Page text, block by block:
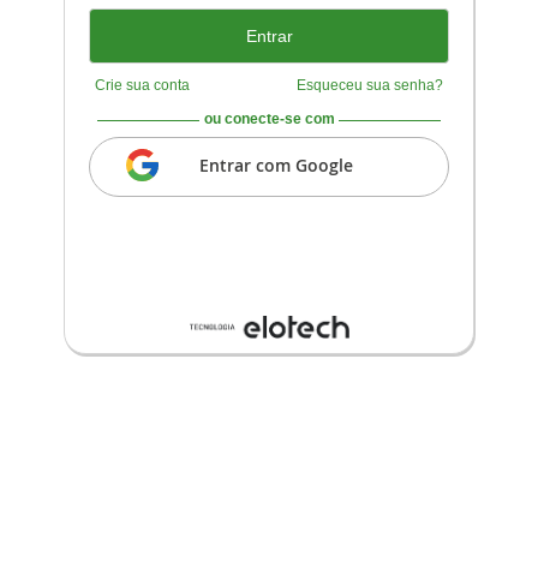
Senha
Crie sua conta Esqueceu sua senha?
ou conecte-se com